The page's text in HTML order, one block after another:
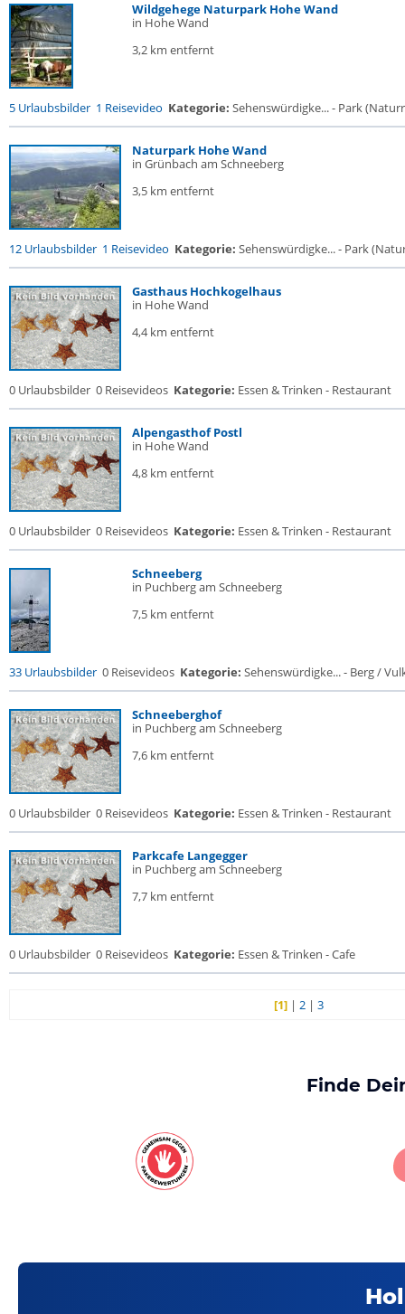
Wildgehege Naturpark Hohe Wand
in Hohe Wand
3,2 km entfernt
5 Urlaubsbilder 1 Reisevideo Kategorie: Sehenswürdigke... - Park
Naturpark Hohe Wand
in Grünbach am Schneeberg
3,5 km entfernt
12 Urlaubsbilder 1 Reisevideo Kategorie: Sehenswürdigke... - Park
Gasthaus Hochkogelhaus
in Hohe Wand
4,4 km entfernt
0 Urlaubsbilder 0 Reisevideos Kategorie: Essen & Trinken - Restaurant
Alpengasthof Postl
in Hohe Wand
4,8 km entfernt
0 Urlaubsbilder 0 Reisevideos Kategorie: Essen & Trinken - Restaurant
Schneeberg
in Puchberg am Schneeberg
7,5 km entfernt
33 Urlaubsbilder 0 Reisevideos Kategorie: Sehenswürdigke... - Berg /
Schneeberghof
in Puchberg am Schneeberg
7,6 km entfernt
0 Urlaubsbilder 0 Reisevideos Kategorie: Essen & Trinken - Restaurant
Parkcafe Langegger
in Puchberg am Schneeberg
7,7 km entfernt
0 Urlaubsbilder 0 Reisevideos Kategorie: Essen & Trinken - Cafe
[1] |2 |3
Finde